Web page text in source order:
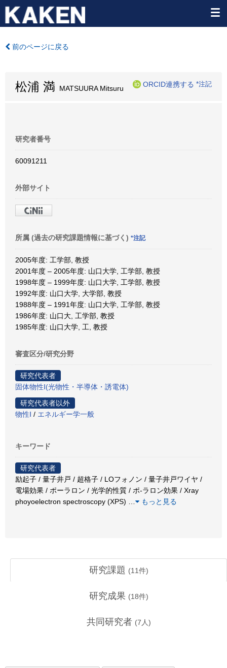
前のページに戻る
松浦 満 MATSUURA Mitsuru
ORCID連携する *注記
研究者番号
60091211
外部サイト
所属 (過去の研究課題情報に基づく) *注記
2005年度: 工学部, 教授
2001年度 – 2005年度: 山口大学, 工学部, 教授
1998年度 – 1999年度: 山口大学, 工学部, 教授
1992年度: 山口大学, 大学部, 教授
1988年度 – 1991年度: 山口大学, 工学部, 教授
1986年度: 山口大, 工学部, 教授
1985年度: 山口大学, 工, 教授
審査区分/研究分野
研究代表者
固体物性Ⅰ(光物性・半導体・誘電体)
研究代表者以外
物性Ⅰ / エネルギー学一般
キーワード
研究代表者
励起子 / 量子井戸 / 超格子 / LOフォノン / 量子井戸ワイヤ /
電場効果 / ポーラロン / 光学的性質 / ポ-ラロン効果 / Xray
phoyoelectron spectroscopy (XPS)
もっと見る
研究課題 (11件)
研究成果 (18件)
共同研究者 (7 人)